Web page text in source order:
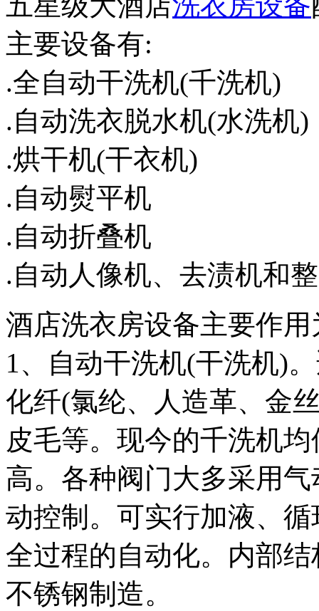
主要设备有:
.全自动干洗机(千洗机)
.自动洗衣脱水机(水洗机)
.烘干机(干衣机)
.自动熨平机
.自动折叠机
.自动人像机、去渍机和
酒店洗衣房设备主要作用
1、自动干洗机(干洗机)
化纤(氯纶、人造革、金
皮毛等。现今的千洗机
高。各种阀门大多采用气
动控制。可实行加液、
全过程的自动化。内部
不锈钢制造。